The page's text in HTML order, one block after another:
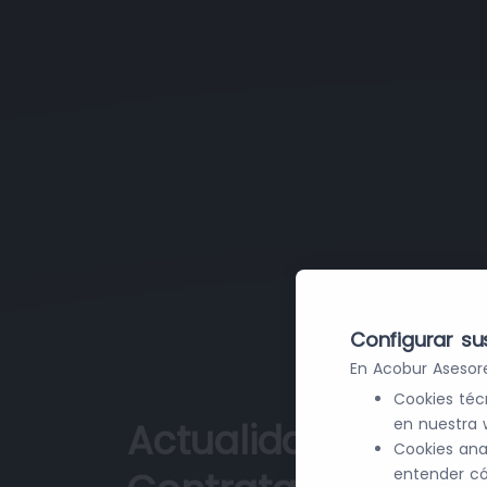
Actualidad Legal
Configurar
En Acobur
Cookies
en nuestra
Cookies
entender